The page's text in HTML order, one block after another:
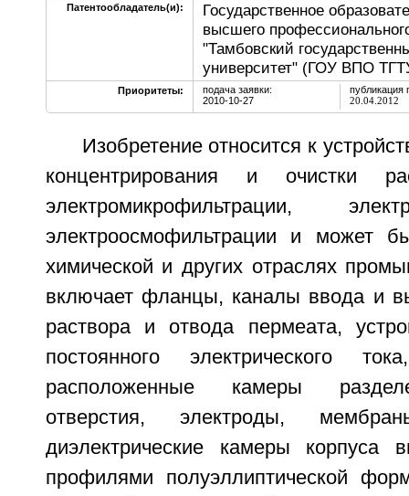
Патентообладатель(и):
Государственное
высшего
"Тамбовский
университет" (ГОУ ВПО
Приоритеты:
подача заявки:
2010-10-27
публикация
20.04.2012
Изобретение относится к
концентрирования и очистки
электромикрофильтрации,
электроосмофильтрации и может
химической и других отраслях
включает фланцы, каналы ввода и
раствора и отвода пермеата,
постоянного электрического
расположенные камеры
отверстия, электроды,
диэлектрические камеры корпуса
профилями полуэллиптической